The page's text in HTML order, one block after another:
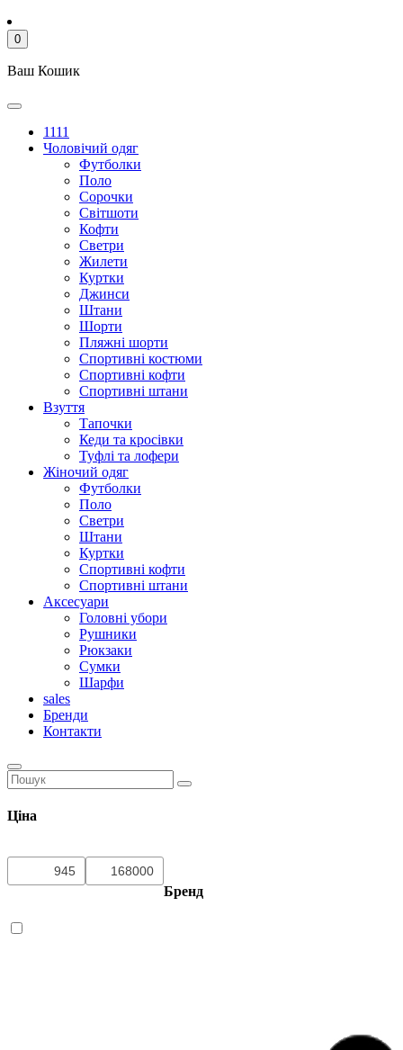
0
Ваш Кошик
1111
Чоловічий одяг
Футболки
Поло
Сорочки
Світшоти
Кофти
Светри
Жилети
Куртки
Джинси
Штани
Шорти
Пляжні шорти
Спортивні костюми
Спортивні кофти
Спортивні штани
Взуття
Тапочки
Кеди та кросівки
Туфлі та лофери
Жіночий одяг
Футболки
Поло
Светри
Штани
Куртки
Cпортивні кофти
Спортивні штани
Аксесуари
Головні убори
Рушники
Рюкзаки
Сумки
Шарфи
sales
Бренди
Контакти
Ціна
Бренд